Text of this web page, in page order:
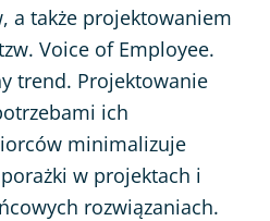
a także projektowaniem
Voice of Employee.
trend. Projektowanie
ich
minimalizuje
w projektach i
rozwiązaniach.